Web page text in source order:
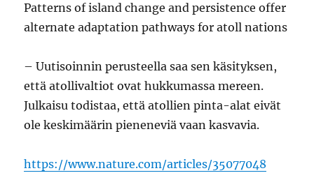
Patterns of island change and persistence offer
alternate adaptation pathways for atoll nations
– Uutisoinnin perusteella saa sen käsityksen,
että atollivaltiot ovat hukkumassa mereen.
Julkaisu todistaa, että atollien pinta-alat eivät
ole keskimäärin pieneneviä vaan kasvavia.
https://www.nature.com/articles/35077048